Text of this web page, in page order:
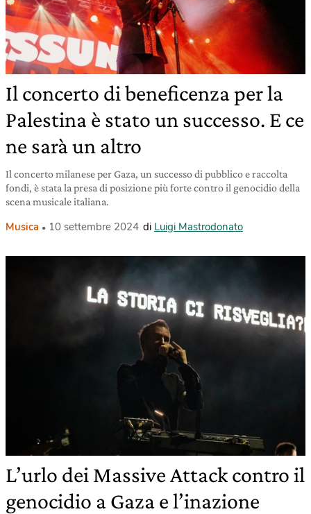
Il concerto di beneficenza per la
Palestina è stato un successo. E ce
ne sarà un altro
Il concerto milanese per Gaza, un successo di pubblico e raccolta
fondi, è stata la presa di posizione più forte contro il genocidio della
scena musicale italiana.
Musica 10 settembre 2024 di Luigi Mastrodonato
L’urlo dei Massive Attack contro il
genocidio a Gaza e l’inazione